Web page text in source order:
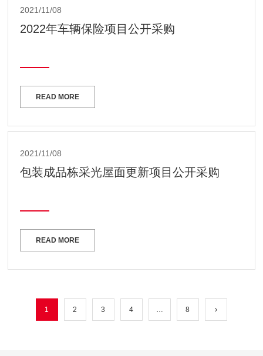
2021/11/08
2022年车辆保险项目公开采购
READ MORE
2021/11/08
包装成品栋采光屋面更新项目公开采购
READ MORE
1 2 3 4 8